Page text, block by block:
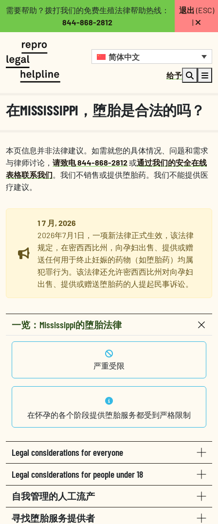
需要帮助？拨打我们的免费生殖法律帮助热线：
844-868-2812
退出 (ESC)
|
简体中文
给予
在MISSISSIPPI，堕胎是合法的吗？
本页信息并非法律建议。如需就您的具体情况、问题和需求
与律师讨论， 请致电 844-868-2812 或通过我们的安全在线
表格联系我们 。我们不销售或提供堕胎药。我们不能提供医
疗建议。
1 7 月, 2026
2026年7月1日，一项新法律正式生效，该法律
规定，在密西西比州，向孕妇出售、提供或赠
送任何用于终止妊娠的药物（如堕胎药）均属
犯罪行为。该法律还允许密西西比州对向孕妇
出售、提供或赠送堕胎药的人提起民事诉讼。
一览：Mississippi的堕胎法律
严重受限
在怀孕的各个阶段提供堕胎服务都受到严格限制
Legal considerations for everyone
Legal considerations for people under 18
自我管理的人工流产
寻找堕胎服务提供者